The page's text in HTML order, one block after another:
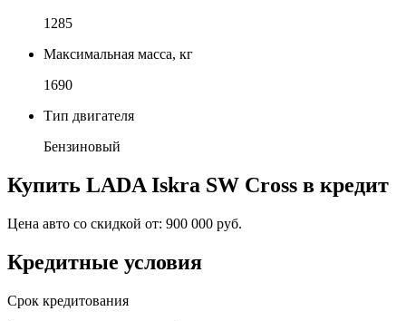
1285
Максимальная масса, кг
1690
Тип двигателя
Бензиновый
Купить LADA Iskra SW Cross в кредит
Цена авто со скидкой от: 900 000 руб.
Кредитные условия
Срок кредитования